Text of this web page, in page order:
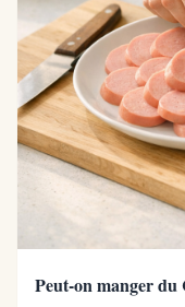
Peut-on manger du